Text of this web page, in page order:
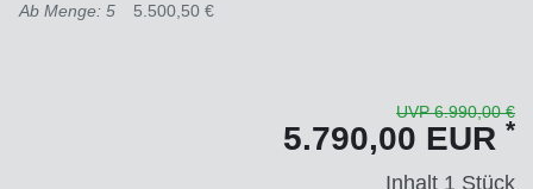
Ab Menge: 5
5.500,50 €
UVP 6.990,00 €
5.790,00 EUR *
Inhalt 1 Stück